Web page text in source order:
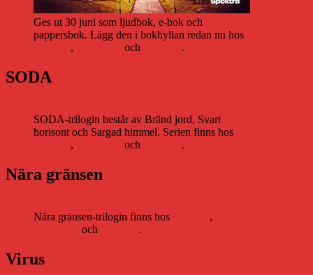
Ges ut 30 juni som ljudbok, e-bok och
pappersbok. Lägg den i bokhyllan redan nu hos
, och .
SODA
SODA-trilogin består av Bränd jord, Svart
horisont och Sargad himmel. Serien finns hos
, och .
Nära gränsen
Nära gränsen-trilogin finns hos
,
och .
Virus